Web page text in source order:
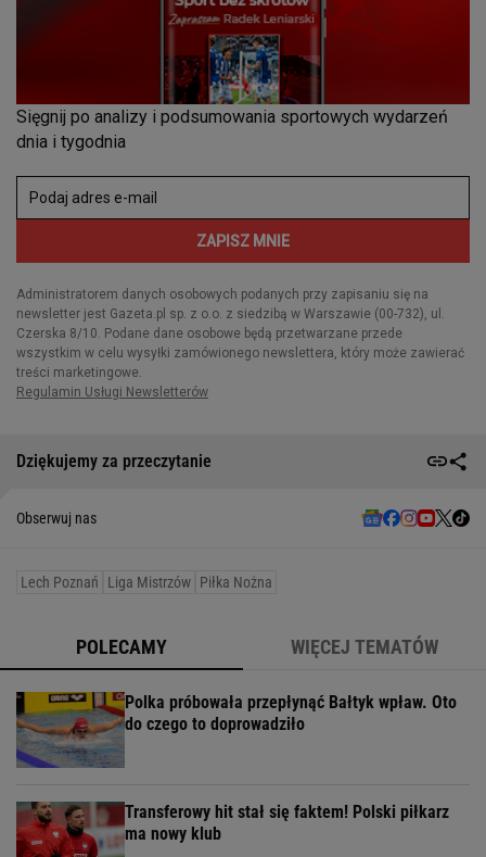
Dziękujemy za przeczytanie
Obserwuj nas
Lech Poznań Liga Mistrzów Piłka Nożna
POLECAMY WIĘCEJ TEMATÓW
Polka próbowała przepłynąć Bałtyk wpław. Oto
do czego to doprowadziło
Transferowy hit stał się faktem! Polski piłkarz
ma nowy klub